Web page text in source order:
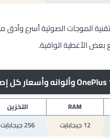
الموجات الصوتية أسرع وأدق
الأغطية الواقية.
RAM التخزين
12 جيجابايت 256 جيجابايت